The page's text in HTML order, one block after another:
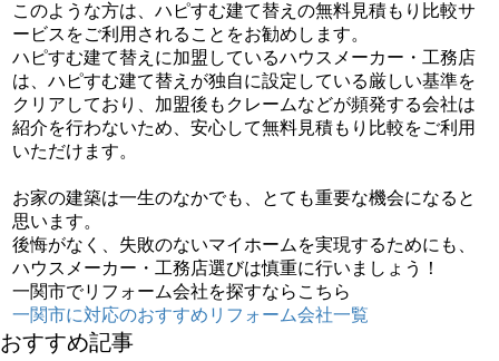
このような方は、ハピすむ建て替えの無料見積もり比較サ
ービスをご利用されることをお勧めします。
ハピすむ建て替えに加盟しているハウスメーカー・工務店
は、ハピすむ建て替えが独自に設定している厳しい基準を
クリアしており、加盟後もクレームなどが頻発する会社は
紹介を行わないため、安心して無料見積もり比較をご利用
いただけます。
お家の建築は一生のなかでも、とても重要な機会になると
思います。
後悔がなく、失敗のないマイホームを実現するためにも、
ハウスメーカー・工務店選びは慎重に行いましょう！
一関市でリフォーム会社を探すならこちら
一関市に対応のおすすめリフォーム会社一覧
おすすめ記事